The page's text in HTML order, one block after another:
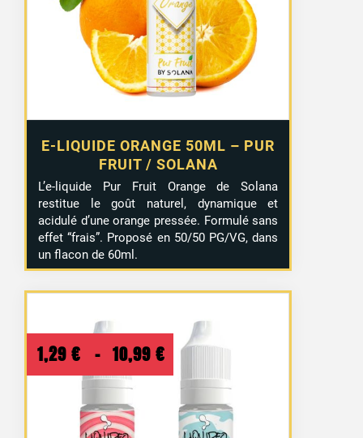
E-LIQUIDE ORANGE 50ML – PUR
FRUIT / SOLANA
L’e-liquide Pur Fruit Orange de Solana
restitue le goût naturel, dynamique et
acidulé d’une orange pressée. Formulé sans
effet “frais”. Proposé en 50/50 PG/VG, dans
un flacon de 60ml.
1,29 € – 10,99 €
Plage
de
prix :